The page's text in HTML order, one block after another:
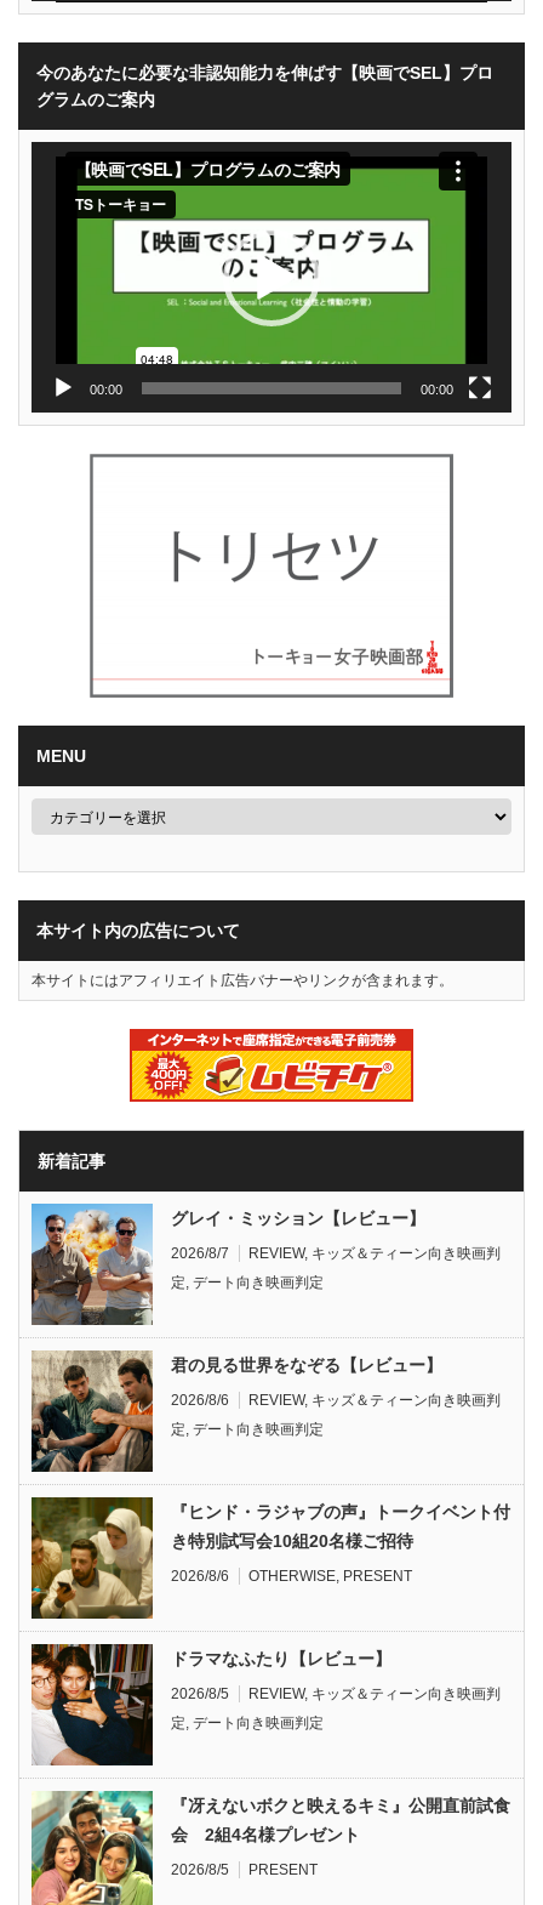
今のあなたに必要な非認知能力を伸ばす【映画でSEL】プロ
グラムのご案内
00:00 00:00
MENU
本サイト内の広告について
本サイトにはアフィリエイト広告バナーやリンクが含まれます。
新着記事
グレイ・ミッション【レビュー】
2026/8/7 REVIEW, キッズ＆ティーン向き映画判
定, デート向き映画判定
君の見る世界をなぞる【レビュー】
2026/8/6 REVIEW, キッズ＆ティーン向き映画判
定, デート向き映画判定
『ヒンド・ラジャブの声』トークイベント付
き特別試写会10組20名様ご招待
2026/8/6 OTHERWISE, PRESENT
ドラマなふたり【レビュー】
2026/8/5 REVIEW, キッズ＆ティーン向き映画判
定, デート向き映画判定
『冴えないボクと映えるキミ』公開直前試食
会 2組4名様プレゼント
2026/8/5 PRESENT